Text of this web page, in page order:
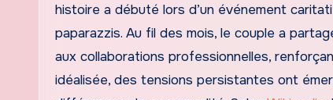
histoire a débuté lors d’un événement
paparazzis. Au fil des mois, le couple a
aux collaborations professionnelles,
idéalisée, des tensions persistantes ont